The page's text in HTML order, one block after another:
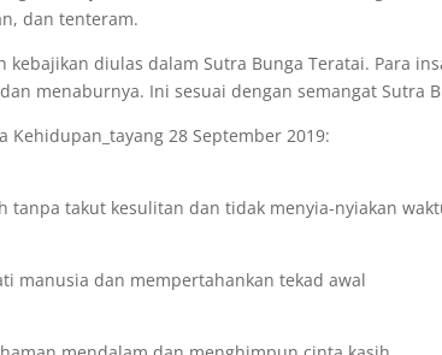
dan tenteram.
kebajikan diulas dalam Sutra Bunga Teratai. Para
menaburnya. Ini sesuai dengan semangat Sutra
Kehidupan_tayang 28 September 2019:
tanpa takut kesulitan dan tidak menyia-nyiakan
manusia dan mempertahankan tekad awal